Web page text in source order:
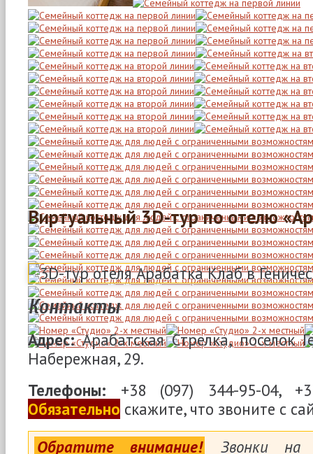
Виртуальный 3D-тур по отелю
Контакты
Адрес:Арабатская Стрелка, поселок
Набережная, 29.
Телефоны: +38 (097) 344-95-04,
Обязательно скажите, что звоните с
Обратите внимание!
Звонки на